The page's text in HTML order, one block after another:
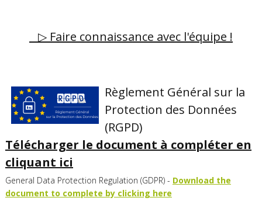
▷ Faire connaissance avec l'équipe !
Règlement Général sur la
Protection des Données
(RGPD)
Télécharger le document à compléter en
cliquant ici
General Data Protection Regulation (GDPR) - Download the
document to complete by clicking here